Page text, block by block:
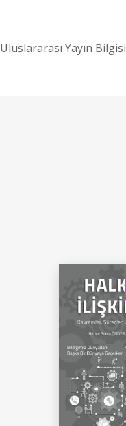
Uluslararası Yayın Bilgisi